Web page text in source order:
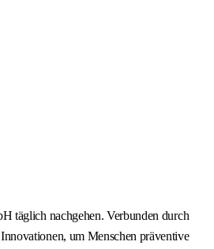
täglich nachgehen. Verbunden durch
um Menschen präventive